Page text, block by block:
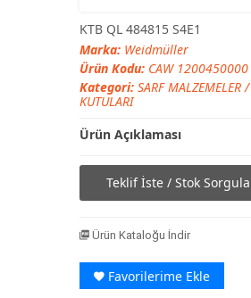
KTB QL 484815 S4E1
Marka: Weidmüller
Ürün Kodu: CAW 1200450000
Kategori: SARF MALZEMELER /
KUTULARI
Ürün Açıklaması
Teklif İste / Stok Sorgula
Ürün Kataloğu İndir
Favorilerime Ekle